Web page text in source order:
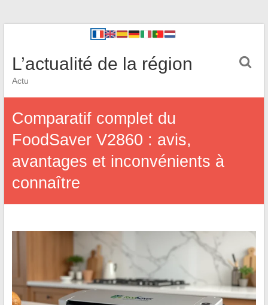
L’actualité de la région
Actu
Comparatif complet du
FoodSaver V2860 : avis,
avantages et inconvénients à
connaître